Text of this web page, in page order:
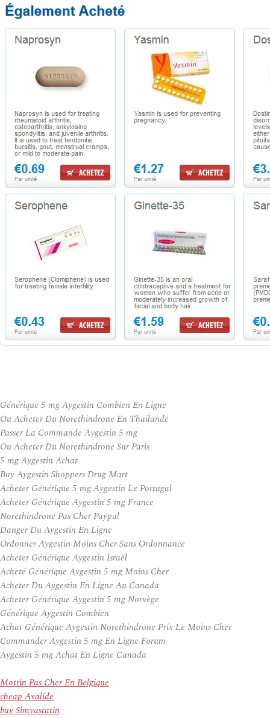
Générique 5 mg Aygestin Combien En Ligne
Ou Acheter Du Norethindrone En Thailande
Passer La Commande Aygestin 5 mg
Ou Acheter Du Norethindrone Sur Paris
5 mg Aygestin Achat
Buy Aygestin Shoppers Drug Mart
Acheter Générique 5 mg Aygestin Le Portugal
Acheter Générique Aygestin 5 mg France
Norethindrone Pas Cher Paypal
Danger Du Aygestin En Ligne
Ordonner Aygestin Moins Cher Sans Ordonnance
Acheter Générique Aygestin Israël
Acheté Générique Aygestin 5 mg Moins Cher
Acheter Du Aygestin En Ligne Au Canada
Acheter Générique Aygestin 5 mg Norvège
Générique Aygestin Combien
Achat Générique Aygestin Norethindrone Prix Le Moins Cher
Commander Aygestin 5 mg En Ligne Forum
Aygestin 5 mg Achat En Ligne Canada
Motrin Pas Cher En Belgique
cheap Avalide
buy Simvastatin